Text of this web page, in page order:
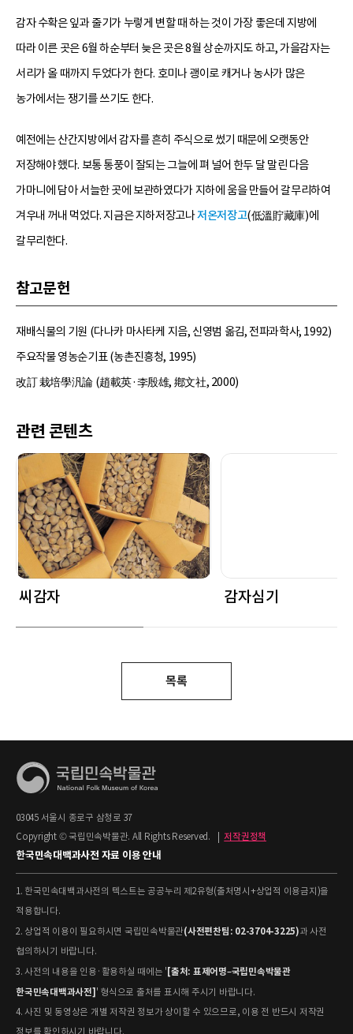
감자 수확은 잎과 줄기가 누렇게 변할 때 하는 것이 가장 좋은데 지방에
따라 이른 곳은 6월 하순부터 늦은 곳은 8월 상순까지도 하고, 가을감자는
서리가 올 때까지 두었다가 한다. 호미나 괭이로 캐거나 농사가 많은
농가에서는 쟁기를 쓰기도 한다.
예전에는 산간지방에서 감자를 흔히 주식으로 썼기 때문에 오랫동안
저장해야 했다. 보통 통풍이 잘되는 그늘에 펴 널어 한두 달 말린 다음
가마니에 담아 서늘한 곳에 보관하였다가 지하에 움을 만들어 갈무리하여
겨우내 꺼내 먹었다. 지금은 지하저장고나저온저장고(低溫貯藏庫)에
갈무리한다.
참고문헌
재배식물의 기원 (다나카 마사타케 지음, 신영범 옮김, 전파과학사, 1992)
주요작물 영농순기표 (농촌진흥청, 1995)
改訂 栽培學汎論 (趙載英·李殷雄, 鄕文社, 2000)
관련 콘텐츠
씨감자 감자심기
목록
03045 서울시 종로구 삼청로 37
Copyright © 국립민속박물관. All Rights Reserved.
저작권정책
한국민속대백과사전 자료 이용 안내
1. 한국민속대백과사전의 텍스트는 공공누리 제2유형(출처명시+상업적 이용금지)을
적용합니다.
2. 상업적 이용이 필요하시면 국립민속박물관(사전편찬팀: 02-3704-3225)과 사전
협의하시기 바랍니다.
3. 사전의 내용을 인용·활용하실 때에는 ' [출처: 표제어명–국립민속박물관
한국민속대백과사전] ' 형식으로 출처를 표시해 주시기 바랍니다.
4. 사진 및 동영상은 개별 저작권 정보가 상이할 수 있으므로, 이용 전 반드시 저작권
정보를 확인하시기 바랍니다.